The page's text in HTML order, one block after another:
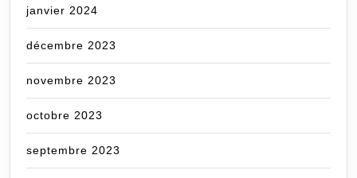
janvier 2024
décembre 2023
novembre 2023
octobre 2023
septembre 2023